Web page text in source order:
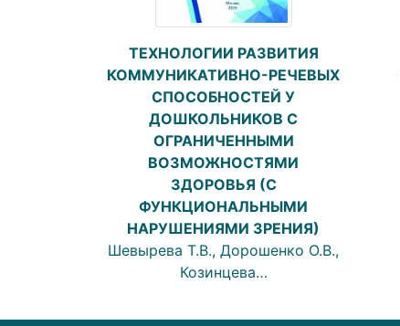
ТЕХНОЛОГИИ РАЗВИТИЯ
КОММУНИКАТИВНО-РЕЧЕВЫХ
СПОСОБНОСТЕЙ У
ДОШКОЛЬНИКОВ С
ОГРАНИЧЕННЫМИ
ВОЗМОЖНОСТЯМИ
ЗДОРОВЬЯ (С
ФУНКЦИОНАЛЬНЫМИ
НАРУШЕНИЯМИ ЗРЕНИЯ)
Шевырева Т.В., Дорошенко О.В.,
Козинцева…